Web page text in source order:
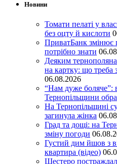
Новини
Томати пелаті у
без оцту й кислоти
ПриватБанк змінює
потрібно знати
Деяким
на картку: що треба
06.08.2026
“Нам дуже боляче”:
Тернопільщини
На Тернопільщині
загинула жінка
Град та дощі: на
зміну погоди
Густий дим йшов з
квартира (відео)
Шестеро